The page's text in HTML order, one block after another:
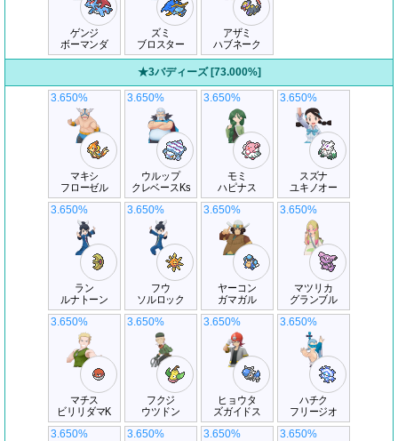
ゲンジ
ボーマンダ
ズミ
ブロスター
アザミ
ハブネーク
★3バディーズ [73.000%]
マキシ
フローゼル
3.650%
ウルップ
クレベースKs
3.650%
モミ
ハピナス
3.650%
スズナ
ユキノオー
3.650%
ラン
ルナトーン
3.650%
フウ
ソルロック
3.650%
ヤーコン
ガマガル
3.650%
マツリカ
グランブル
3.650%
マチス
ビリリダマK
3.650%
フクジ
ウツドン
3.650%
ヒョウタ
ズガイドス
3.650%
ハチク
フリージオ
3.650%
3.650% 3.650% 3.650% 3.650%